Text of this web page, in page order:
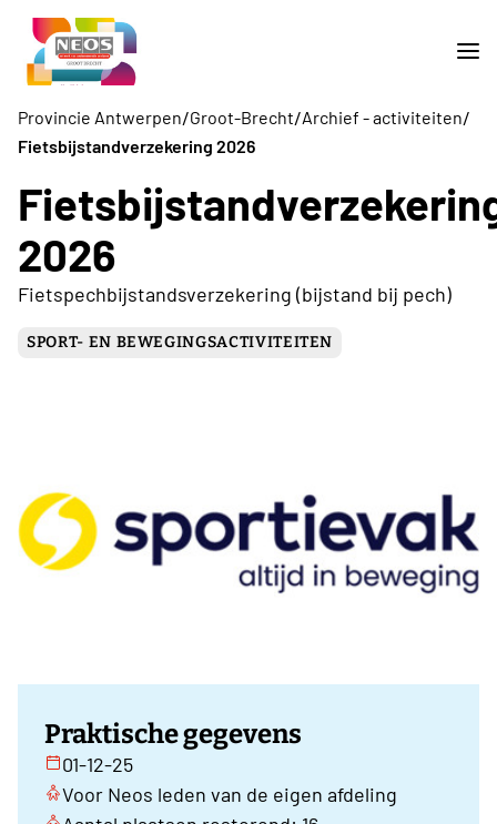
Provincie Antwerpen/Groot-Brecht/Archief - activiteiten/
Fietsbijstandverzekering 2026
2026
Fietspechbijstandsverzekering (bijstand bij pech)
SPORT- EN BEWEGINGSACTIVITEITEN
Praktische gegevens
01-12-25
Voor Neos leden van de eigen afdeling